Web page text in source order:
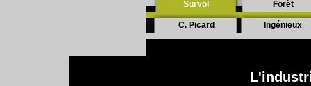
Survol Forêt
C. Picard Ingénieux